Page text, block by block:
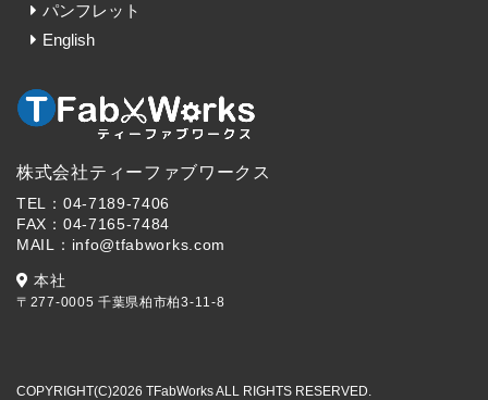
パンフレット
English
株式会社ティーファブワークス
TEL：04-7189-7406
FAX：04-7165-7484
MAIL：info@tfabworks.com
本社
〒277-0005 千葉県柏市柏3-11-8
COPYRIGHT(C)2026 TFabWorks ALL RIGHTS RESERVED.